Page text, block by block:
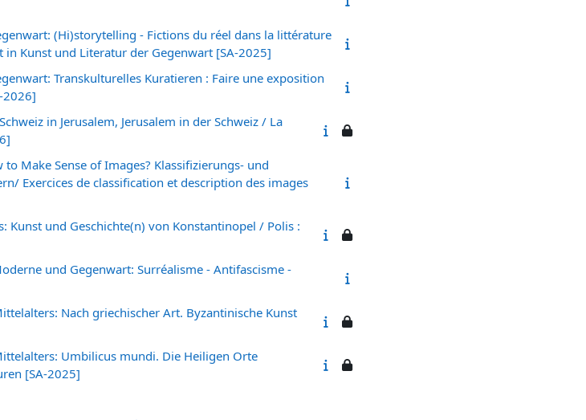
(Hi)storytelling - Fictions du réel dans la littérature
Kunst und Literatur der Gegenwart [SA-2025]
Transkulturelles Kuratieren : Faire une exposition
2026]
in Jerusalem, Jerusalem in der Schweiz / La
Make Sense of Images? Klassifizierungs- und
Exercices de classification et description des images
Kunst und Geschichte(n) von Konstantinopel / Polis :
und Gegenwart: Surréalisme - Antifascisme -
Nach griechischer Art. Byzantinische Kunst
Umbilicus mundi. Die Heiligen Orte
[SA-2025]